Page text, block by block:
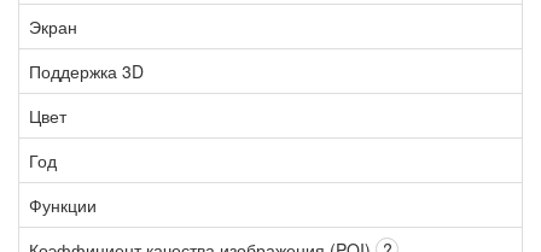
Экран
Поддержка 3D
Цвет
Год
Функции